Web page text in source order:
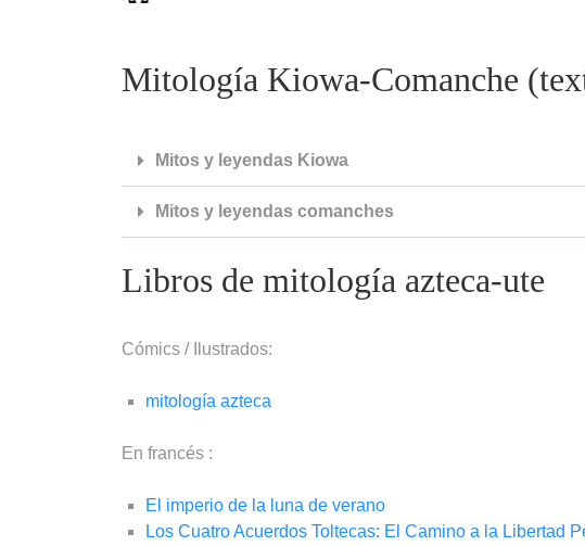
Mitología Kiowa-Comanche
Mitos y leyendas Kiowa
Mitos y leyendas comanches
Libros de mitología azteca-ute
Cómics / Ilustrados:
mitología azteca
En francés :
El imperio de la luna de verano
Los Cuatro Acuerdos Toltecas: El Camino a la Libertad